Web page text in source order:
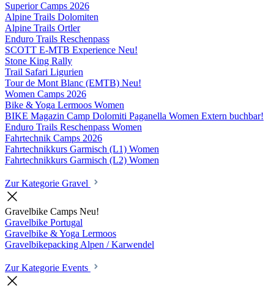
Superior Camps 2026
Alpine Trails Dolomiten
Alpine Trails Ortler
Enduro Trails Reschenpass
SCOTT E-MTB Experience Neu!
Stone King Rally
Trail Safari Ligurien
Tour de Mont Blanc (EMTB) Neu!
Women Camps 2026
Bike & Yoga Lermoos Women
BIKE Magazin Camp Dolomiti Paganella Women Extern buchbar!
Enduro Trails Reschenpass Women
Fahrtechnik Camps 2026
Fahrtechnikkurs Garmisch (L1) Women
Fahrtechnikkurs Garmisch (L2) Women
Zur Kategorie Gravel
Gravelbike Camps Neu!
Gravelbike Portugal
Gravelbike & Yoga Lermoos
Gravelbikepacking Alpen / Karwendel
Zur Kategorie Events